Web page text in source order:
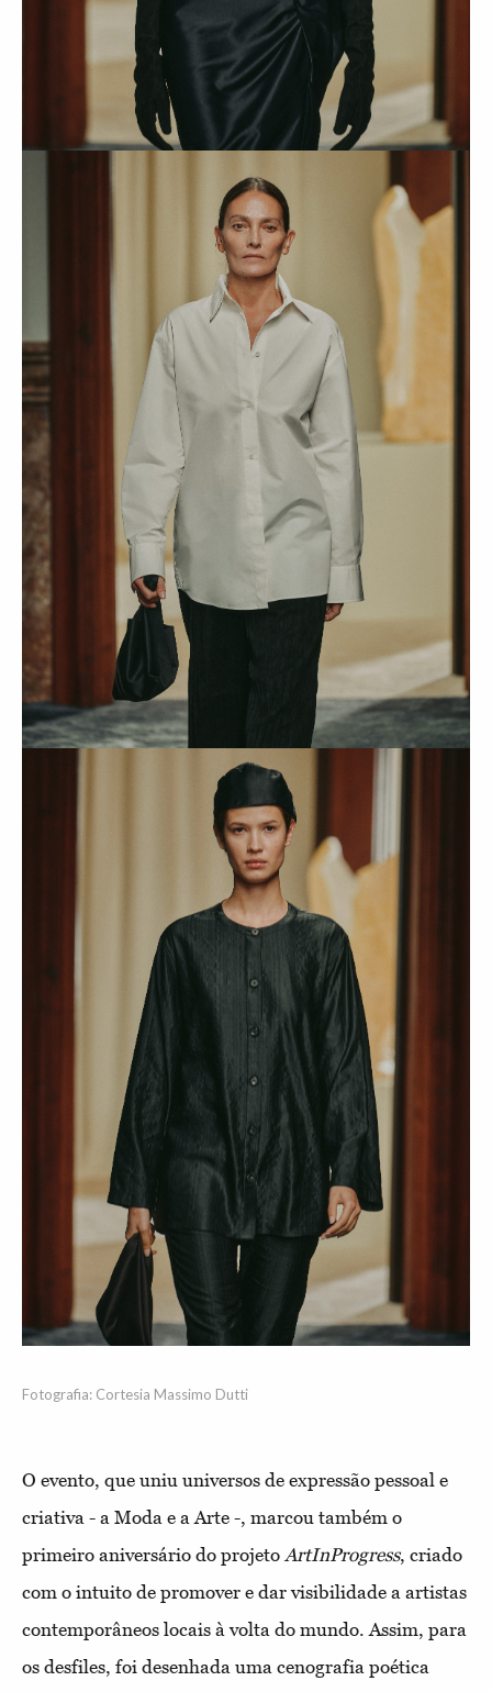
Fotografia: Cortesia Massimo Dutti
O evento, que uniu universos de expressão pessoal e
criativa - a Moda e a Arte -, marcou também o
primeiro aniversário do projetoArtInProgress, criado
com o intuito de promover e dar visibilidade a artistas
contemporâneos locais à volta do mundo. Assim, para
os desfiles, foi desenhada uma cenografia poética